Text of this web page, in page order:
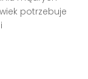
potrzebuje